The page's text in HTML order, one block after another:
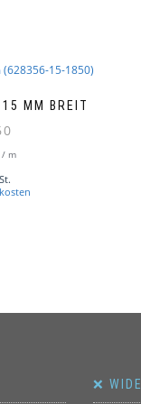
MM BREIT
/ m
❌